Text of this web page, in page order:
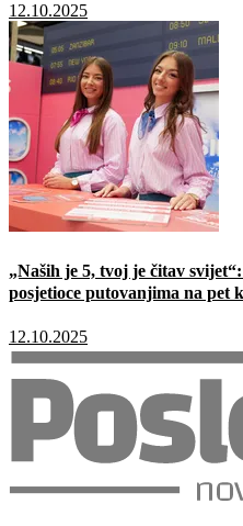
12.10.2025
„Naših je 5, tvoj je čitav
posjetioce putovanjima na pet
12.10.2025